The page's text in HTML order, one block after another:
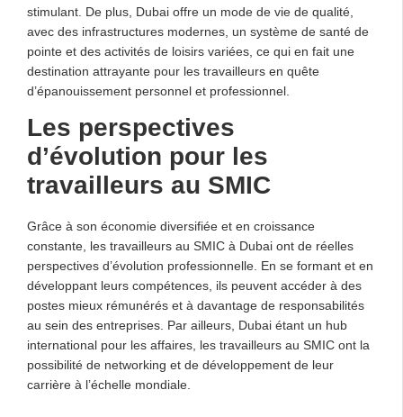
stimulant. De plus, Dubai offre un mode de vie de qualité,
avec des infrastructures modernes, un système de santé de
pointe et des activités de loisirs variées, ce qui en fait une
destination attrayante pour les travailleurs en quête
d’épanouissement personnel et professionnel.
Les perspectives
d’évolution pour les
travailleurs au SMIC
Grâce à son économie diversifiée et en croissance
constante, les travailleurs au SMIC à Dubai ont de réelles
perspectives d’évolution professionnelle. En se formant et en
développant leurs compétences, ils peuvent accéder à des
postes mieux rémunérés et à davantage de responsabilités
au sein des entreprises. Par ailleurs, Dubai étant un hub
international pour les affaires, les travailleurs au SMIC ont la
possibilité de networking et de développement de leur
carrière à l’échelle mondiale.